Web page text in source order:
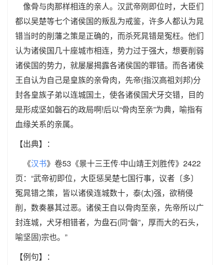
像骨与肉那样相连的亲人。汉武帝刚即位时，大臣们
都以吴楚等七个诸侯国的叛乱为戒鉴，许多人都认为晁
错当时的削藩之策是正确的，而杀死晁错是冤枉。他们
认为诸侯国几十座城市相连，势力过于强大，想要削弱
诸侯国的势力，就屡屡揭露各诸侯国的罪错。而各诸侯
王自认为自己是皇族的亲骨肉，先帝(指汉高祖刘邦)分
封各皇族子弟以连城国土，使各诸侯国犬牙交错，目的
是形成坚如磐石的政局啊!后以“骨肉至亲”为典，喻指有
血缘关系的亲属。
【出典】：
《汉书》卷53《景十三王传·中山靖王刘胜传》2422
页：“武帝初即位，大臣惩吴楚七国行事，议者〔多〕
冤晁错之策，皆以诸侯连城数十，泰(太)强，欲稍侵
削，数奏暴其过恶。诸侯王自以骨肉至亲，先帝所以广
封连城，犬牙相错者，为盘石(同“磐”，厚而大的石头，
喻坚固)宗也。”
【例句】：